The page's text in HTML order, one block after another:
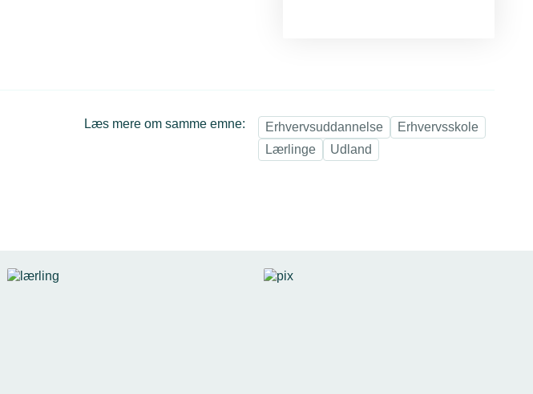
Læs mere om samme emne: Erhvervsuddannelse
Erhvervsskole
Lærlinge
Udland